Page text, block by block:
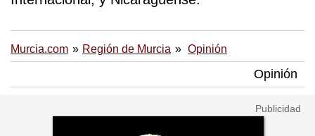
Murcia.com Región de Murcia Opinión
Opinión